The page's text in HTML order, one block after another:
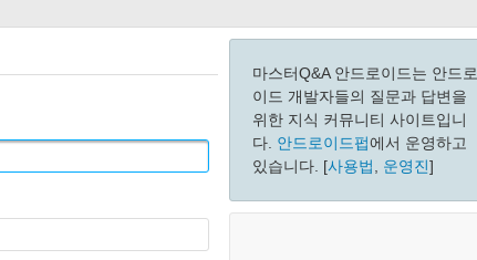
마스터Q&A 안드로이드는 안드로
이드 개발자들의 질문과 답변을
위한 지식 커뮤니티 사이트입니
다. 안드로이드펍에서 운영하고
있습니다. [사용법 운영진]